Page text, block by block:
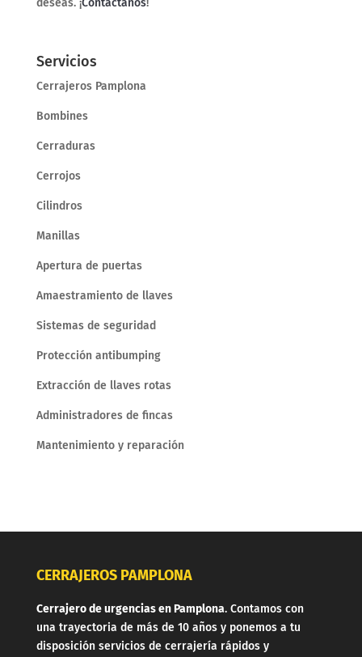
deseas. ¡Contáctanos!
Servicios
Cerrajeros Pamplona
Bombines
Cerraduras
Cerrojos
Cilindros
Manillas
Apertura de puertas
Amaestramiento de llaves
Sistemas de seguridad
Protección antibumping
Extracción de llaves rotas
Administradores de fincas
Mantenimiento y reparación
CERRAJEROS PAMPLONA
Cerrajero de urgencias en Pamplona. Contamos con
una trayectoria de más de 10 años y ponemos a tu
disposición servicios de cerrajería rápidos y